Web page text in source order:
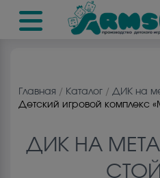
Главная / Каталог / ДИК на
Детский игровой комплекс
ДИК НА